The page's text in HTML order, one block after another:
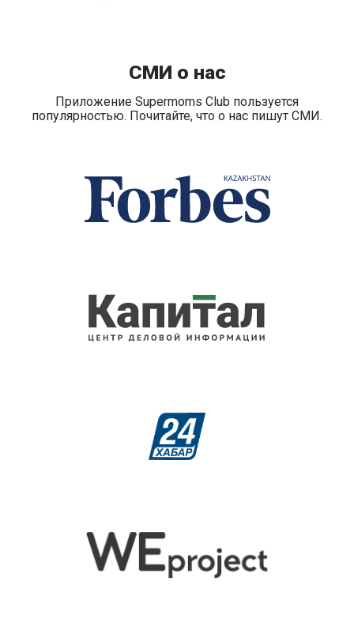
СМИ о нас
Приложение Supermoms Club пользуется
популярностью. Почитайте, что о нас пишут СМИ.